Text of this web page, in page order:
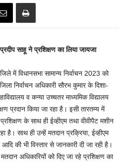
साहू ने प्रशिक्षण का लिया जायजा
जिले में विधानसभा सामान्य निर्वाचन 2023 को
निर्वाचन अधिकारी सौरभ कुमार के दिशा-
व कन्या उच्चतर माध्यमिक विद्यालय
प्रदान किया जा रहा है। इसी तारतम्य में
के साथ ही ईव्हीएम तथा वीवीपैट मशीन
साथ ही उन्हें मतदान प्रक्रिया, ईव्हीएम
की भी विस्तार से जानकारी दी जा रही है।
अधिकारियों को दिए जा रहे प्रशिक्षण का